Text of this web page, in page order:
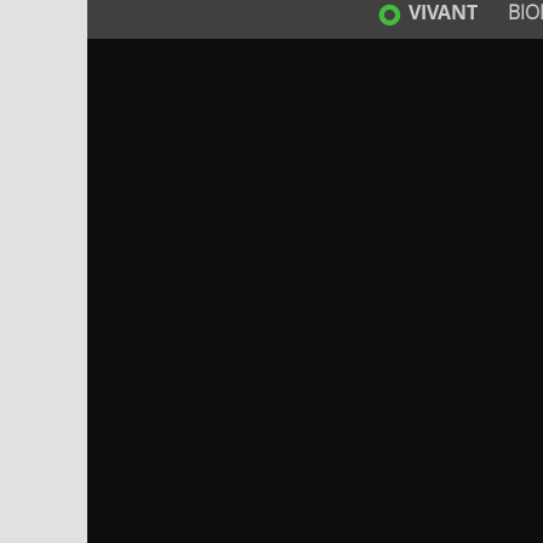
VIVANT